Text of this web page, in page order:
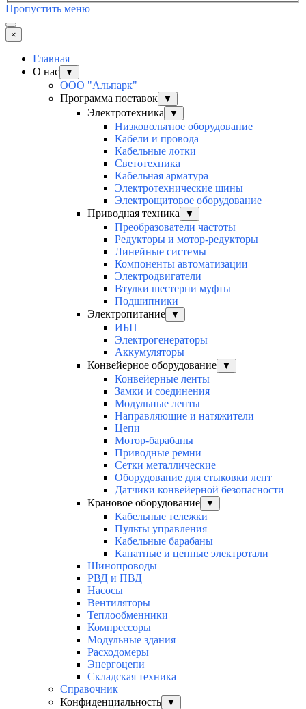
Пропустить меню
×
Главная
О нас
▼
ООО "Альпарк"
Программа поставок
▼
Электротехника ▼
Низковольтное оборудование
Кабели и провода
Кабельные лотки
Светотехника
Кабельная арматура
Электротехнические шины
Электрощитовое оборудование
Приводная техника
▼
Преобразователи частоты
Редукторы и мотор-редукторы
Линейные системы
Компоненты автоматизации
Электродвигатели
Втулки шестерни муфты
Подшипники
Электропитание
▼
ИБП
Электрогенераторы
Аккумуляторы
Конвейерное оборудование
▼
Конвейерные ленты
Замки и соединения
Модульные ленты
Направляющие и натяжители
Цепи
Мотор-барабаны
Приводные ремни
Сетки металлические
Оборудование для стыковки лент
Датчики конвейерной безопасности
Крановое оборудование
▼
Кабельные тележки
Пульты управления
Кабельные барабаны
Канатные и цепные электротали
Шинопроводы
РВД и ПВД
Насосы
Вентиляторы
Теплообменники
Компрессоры
Модульные здания
Расходомеры
Энергоцепи
Складская техника
Справочник
Конфиденциальность
▼